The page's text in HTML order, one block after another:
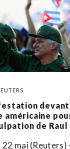
devant
américaine
de
22 mai (Reuters)